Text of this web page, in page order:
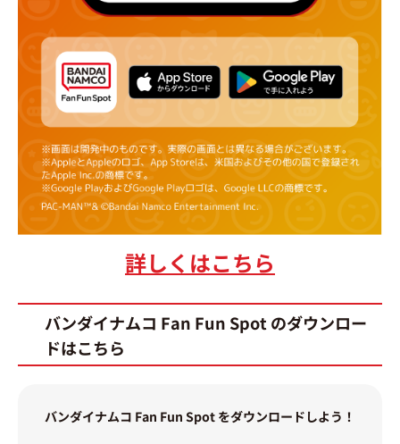
詳しくはこちら
バンダイナムコ Fan Fun Spot のダウンロー
ドはこちら
バンダイナムコ Fan Fun Spot をダウンロードしよう！